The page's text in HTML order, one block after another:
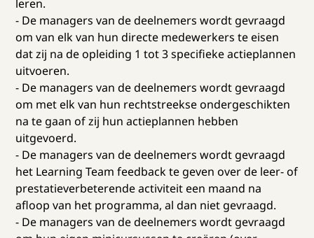
leren.
- De managers van de deelnemers wordt gevraagd
om van elk van hun directe medewerkers te eisen
dat zij na de opleiding 1 tot 3 specifieke actieplannen
uitvoeren.
- De managers van de deelnemers wordt gevraagd
om met elk van hun rechtstreekse ondergeschikten
na te gaan of zij hun actieplannen hebben
uitgevoerd.
- De managers van de deelnemers wordt gevraagd
het Learning Team feedback te geven over de leer- of
prestatieverbeterende activiteit een maand na
afloop van het programma, al dan niet gevraagd.
- De managers van de deelnemers wordt gevraagd